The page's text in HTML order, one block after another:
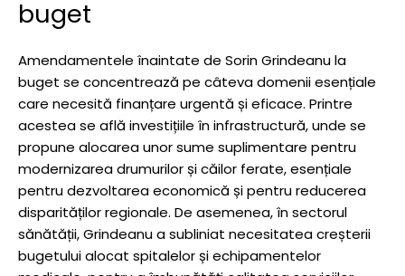
buget
Amendamentele înaintate de Sorin Grindeanu la
buget se concentrează pe câteva domenii esențiale
care necesită finanțare urgentă și eficace. Printre
acestea se află investițiile în infrastructură, unde se
propune alocarea unor sume suplimentare pentru
modernizarea drumurilor și căilor ferate, esențiale
pentru dezvoltarea economică și pentru reducerea
disparităților regionale. De asemenea, în sectorul
sănătății, Grindeanu a subliniat necesitatea creșterii
bugetului alocat spitalelor și echipamentelor